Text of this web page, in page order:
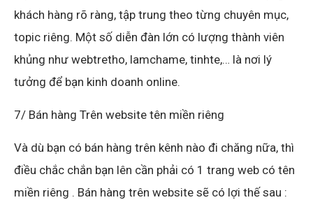
khách hàng rõ ràng, tập trung theo từng chuyên mục,
topic riêng. Một số diễn đàn lớn có lượng thành viên
khủng như webtretho, lamchame, tinhte,… là nơi lý
tưởng để bạn kinh doanh online.
7/ Bán hàng Trên website tên miền riêng
Và dù bạn có bán hàng trên kênh nào đi chăng nữa, thì
điều chắc chắn bạn lên cần phải có 1 trang web có tên
miền riêng . Bán hàng trên website sẽ có lợi thế sau :